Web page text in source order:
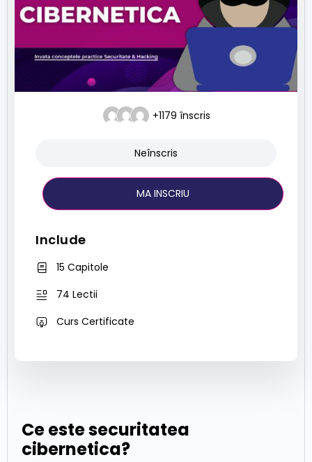
Ce este securitatea
cibernetica?
+1179 înscris
Neînscris
MA INSCRIU
Include
15 Capitole
74 Lectii
Curs Certificate